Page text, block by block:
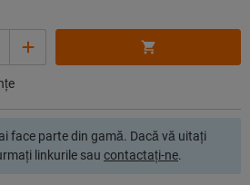
face parte din gamă. Dacă vă uitaţi
linkurile sau contactaţi-ne.